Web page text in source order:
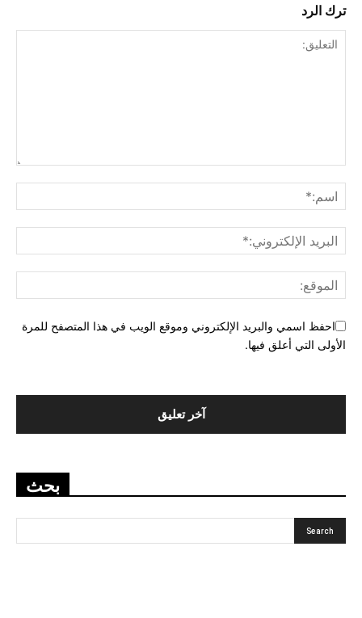
ترك الرد
احفظ اسمي والبريد الإلكتروني وموقع الويب في هذا المتصفح للمرة
الأولى التي أعلق فيها.
بحث